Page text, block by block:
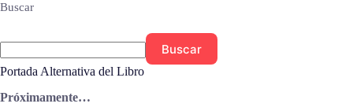
Buscar
Buscar
Portada Alternativa del Libro
Próximamente…